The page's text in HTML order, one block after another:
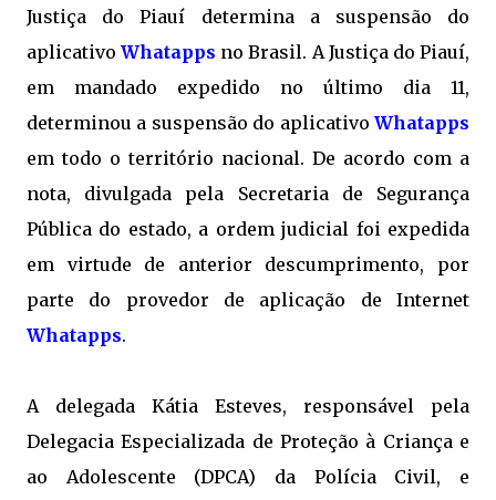
Justiça do Piauí determina a suspensão do
aplicativoWhatapps no Brasil. A Justiça do Piauí,
em mandado expedido no último dia 11,
determinou a suspensão do aplicativo Whatapps
em todo o território nacional. De acordo com a
nota, divulgada pela Secretaria de Segurança
Pública do estado, a ordem judicial foi expedida
em virtude de anterior descumprimento, por
parte do provedor de aplicação de Internet
Whatapps.
A delegada Kátia Esteves, responsável pela
Delegacia Especializada de Proteção à Criança e
ao Adolescente (DPCA) da Polícia Civil, e